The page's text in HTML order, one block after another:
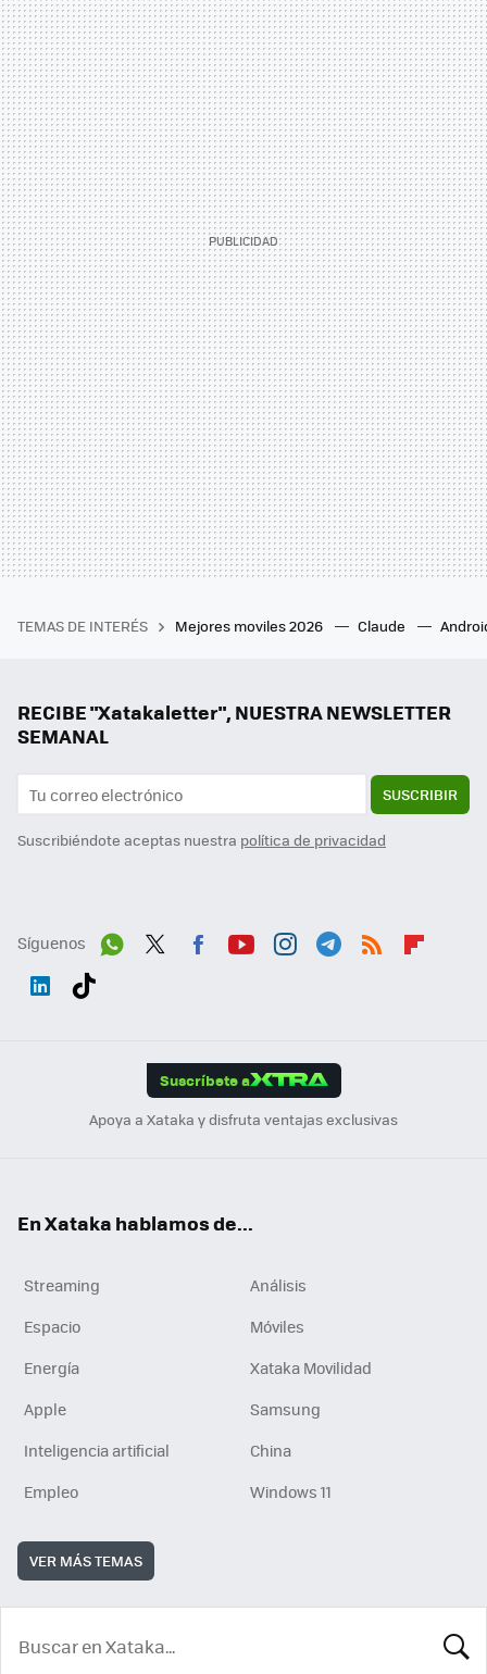
TEMAS DE INTERÉS Mejores moviles 2026 Claude
RECIBE "Xatakaletter", NUESTRA NEWSLETTER
SEMANAL
SUSCRIBIR
Suscribiéndote aceptas nuestra política de privacidad
Síguenos
Suscríbete a
Apoya a Xataka y disfruta ventajas exclusivas
En Xataka hablamos de...
Streaming
Análisis
Espacio
Móviles
Energía
Xataka Movilidad
Apple
Samsung
Inteligencia artificial
China
Empleo
Windows 11
VER MÁS TEMAS